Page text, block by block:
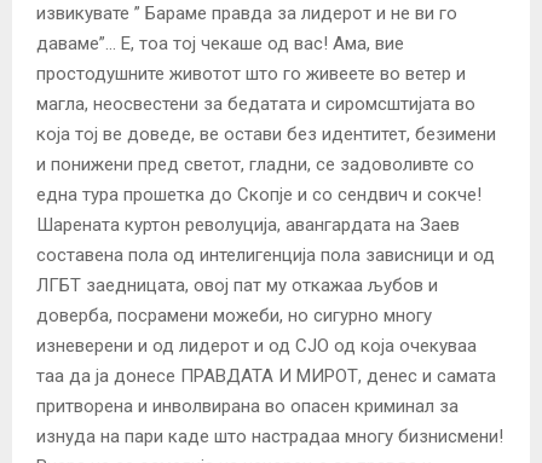
извикувате ” Бараме правда за лидерот и не ви го
даваме”… Е, тоа тој чекаше од вас! Ама, вие
простодушните животот што го живеете во ветер и
магла, неосвестени за бедатата и сиромсштијата во
која тој ве доведе, ве остави без идентитет, безимени
и понижени пред светот, гладни, се задоволивте со
една тура прошетка до Скопје и со сендвич и сокче!
Шарената куртон револуција, авангардата на Заев
составена пола од интелигенција пола зависници и од
ЛГБТ заедницата, овој пат му откажаа љубов и
доверба, посрамени можеби, но сигурно многу
изневерени и од лидерот и од СЈО од која очекуваа
таа да ја донесе ПРАВДАТА И МИРОТ, денес и самата
притворена и инволвирана во опасен криминал за
изнуда на пари каде што настрадаа многу бизнисмени!